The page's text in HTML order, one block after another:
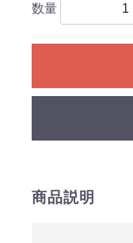
数量
商品説明